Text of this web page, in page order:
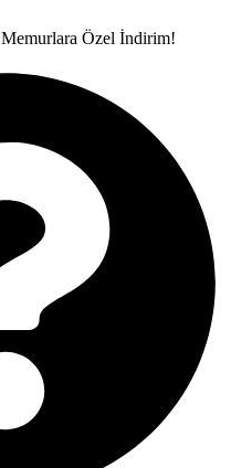
Memurlara Özel İndirim!